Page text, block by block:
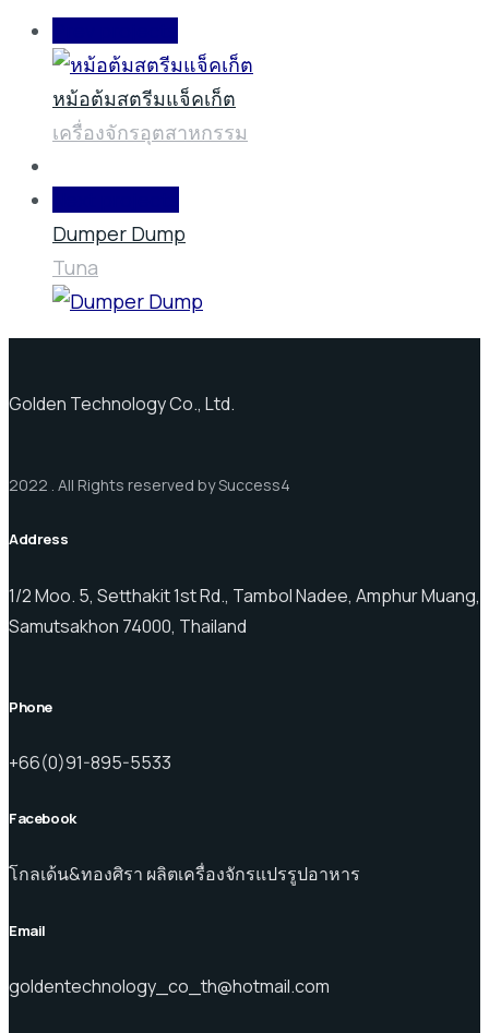
หม้อต้มสตรีมแจ็คเก็ต
เครื่องจักรอุตสาหกรรม
Dumper Dump
Tuna
Golden Technology Co., Ltd.
2022 . All Rights reserved by Success4
Address
1/2 Moo. 5, Setthakit 1st Rd., Tambol Nadee, Amphur Muang,
Samutsakhon 74000, Thailand
Phone
+66(0)91-895-5533
Facebook
โกลเด้น&ทองศิรา ผลิตเครื่องจักรแปรรูปอาหาร
Email
goldentechnology_co_th@hotmail.com